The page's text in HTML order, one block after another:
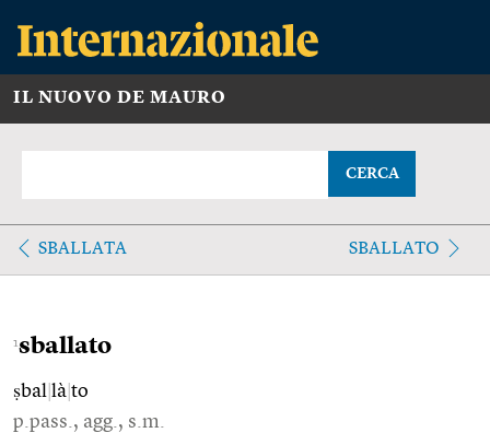
IL NUOVO DE MAURO
CERCA
SBALLATA SBALLATO
1sballato
ṣbal là to
p.pass., agg., s.m.